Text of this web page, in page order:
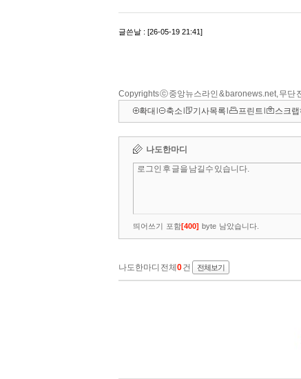
Copyrights ⓒ 중앙뉴스라인 & baronews.net, 무단
확대
축소 기사목록 프린트 스크랩